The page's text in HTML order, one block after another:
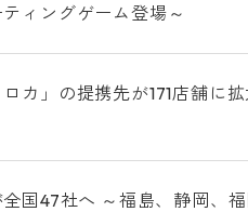
ィングゲーム登場～
カ」の提携先が171店舗に
国47社へ ～福島、静岡、